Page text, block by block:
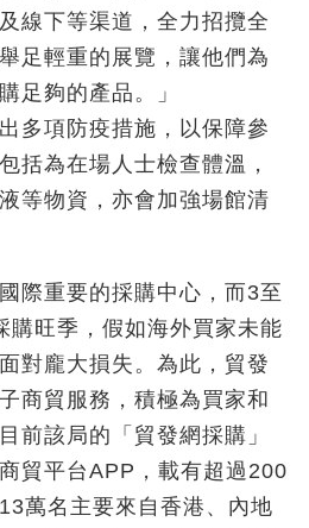
線下等渠道，全力招攬全
足輕重的展覽，讓他們為
足夠的產品。」
多項防疫措施，以保障參
括為在場人士檢查體溫，
等物資，亦會加強場館清
際重要的採購中心，而3至
購旺季，假如海外買家未能
對龐大損失。為此，貿發
商貿服務，積極為買家和
前該局的「貿發網採購」
貿平台APP，載有超過200
萬名主要來自香港、內地